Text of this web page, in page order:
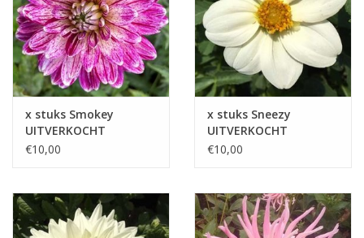
x stuks Smokey
UITVERKOCHT
€10,00
x stuks Sneezy
UITVERKOCHT
€10,00